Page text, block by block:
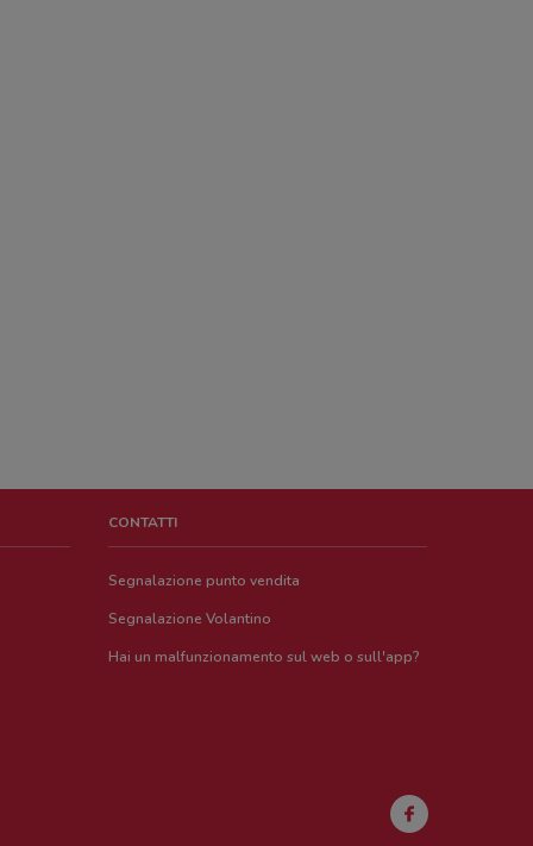
CONTATTI
Segnalazione punto vendita
Segnalazione Volantino
Hai un malfunzionamento sul web o sull'app?